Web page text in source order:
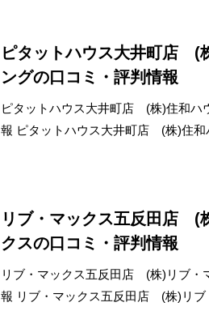
ピタットハウス大井町店 (
ングの口コミ・評判情報
ピタットハウス大井町店 (株)住和ハ
報 ピタットハウス大井町店 (株)住和
リブ・マックス五反田店 (
クスの口コミ・評判情報
リブ・マックス五反田店 (株)リブ・
報 リブ・マックス五反田店 (株)リブ